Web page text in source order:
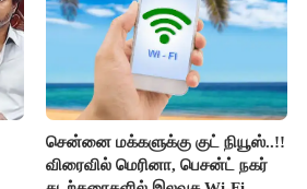
சென்னை மக்களுக்கு குட் நியூஸ்..!!
விரைவில் மெரினா, பெசன்ட் நகர்